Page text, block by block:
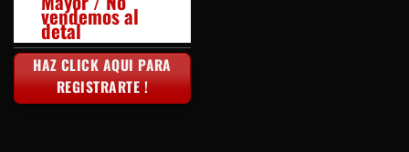
vendemos al
detal
HAZ CLICK AQUI PARA
REGISTRARTE !